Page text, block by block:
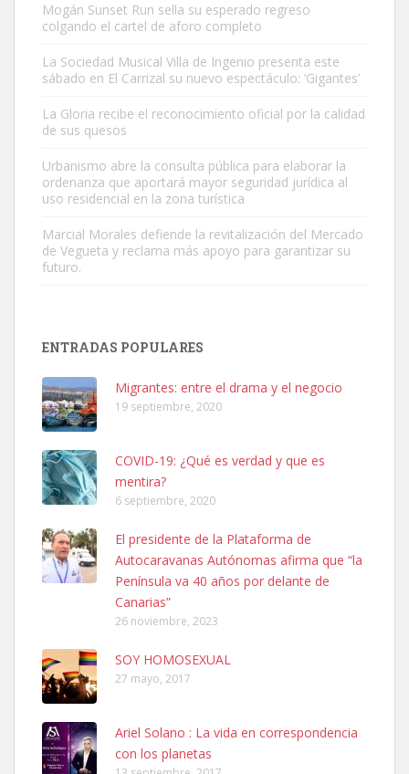
Busco adopción responsable para mi perra. Pastor alemán,
Leales.org » Gran Canaria | 6.7.2025
Leales.org » Gran Canaria
Ninfa perdida
El día 5 se los perdió una ninfa papillera, asustada tiene miedo a la
calle, se perdió por la zon...
Leales.org » Gran Canaria
6.7.2025
Adopcion
Busco casa de acogida para mi perrita ya que por temas de trabajo
Mogán Sunset Run sella su esperado regreso
colgando el cartel de aforo completo
La Sociedad Musical Villa de Ingenio presenta este
sábado en El Carrizal su nuevo espectáculo: ‘Gigantes’
La Gloria recibe el reconocimiento oficial por la calidad
de sus quesos
Urbanismo abre la consulta pública para elaborar la
ordenanza que aportará mayor seguridad jurídica al
uso residencial en la zona turística
Marcial Morales defiende la revitalización del Mercado
de Vegueta y reclama más apoyo para garantizar su
futuro.
ENTRADAS POPULARES
Migrantes: entre el drama y el negocio
19 septiembre, 2020
COVID-19: ¿Qué es verdad y que es
mentira?
6 septiembre, 2020
El presidente de la Plataforma de
Autocaravanas Autónomas afirma que “la
Península va 40 años por delante de
Canarias”
26 noviembre, 2023
SOY HOMOSEXUAL
27 mayo, 2017
Ariel Solano : La vida en correspondencia
con los planetas